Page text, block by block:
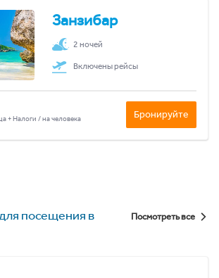
Занзибар
2 ночей
Включены рейсы
+ Налоги / на человека Бронируйте
посещения в
Посмотреть все